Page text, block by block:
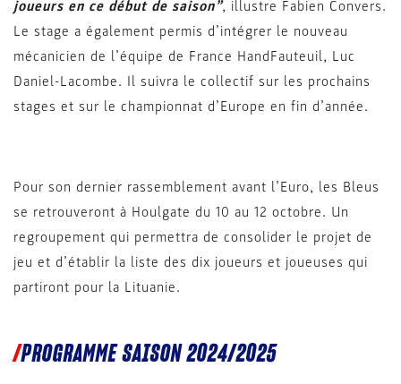
joueurs en ce début de saison”, illustre Fabien Convers.
Le stage a également permis d’intégrer le nouveau
mécanicien de l’équipe de France HandFauteuil, Luc
Daniel-Lacombe. Il suivra le collectif sur les prochains
stages et sur le championnat d’Europe en fin d’année.
Pour son dernier rassemblement avant l’Euro, les Bleus
se retrouveront à Houlgate du 10 au 12 octobre. Un
regroupement qui permettra de consolider le projet de
jeu et d’établir la liste des dix joueurs et joueuses qui
partiront pour la Lituanie.
PROGRAMME SAISON 2024/2025